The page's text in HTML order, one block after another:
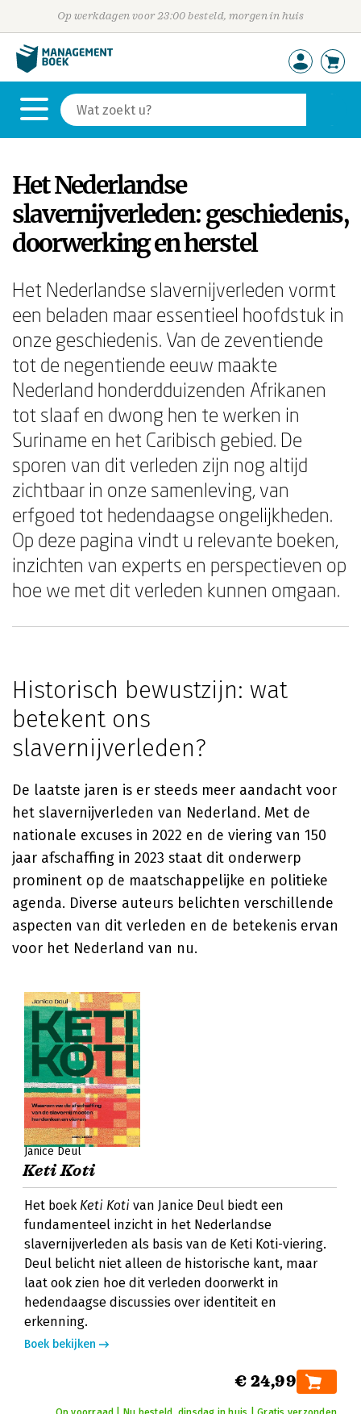
Op werkdagen voor 23:00 besteld, morgen in huis
Het Nederlandse
slavernijverleden: geschiedenis,
doorwerking en herstel
Het Nederlandse slavernijverleden vormt
een beladen maar essentieel hoofdstuk in
onze geschiedenis. Van de zeventiende
tot de negentiende eeuw maakte
Nederland honderdduizenden Afrikanen
tot slaaf en dwong hen te werken in
Suriname en het Caribisch gebied. De
sporen van dit verleden zijn nog altijd
zichtbaar in onze samenleving, van
erfgoed tot hedendaagse ongelijkheden.
Op deze pagina vindt u relevante boeken,
inzichten van experts en perspectieven op
hoe we met dit verleden kunnen omgaan.
Historisch bewustzijn: wat
betekent ons
slavernijverleden?
De laatste jaren is er steeds meer aandacht voor
het slavernijverleden van Nederland. Met de
nationale excuses in 2022 en de viering van 150
jaar afschaffing in 2023 staat dit onderwerp
prominent op de maatschappelijke en politieke
agenda. Diverse auteurs belichten verschillende
aspecten van dit verleden en de betekenis ervan
voor het Nederland van nu.
Janice Deul
Keti Koti
Het boek Keti Koti van Janice Deul biedt een
fundamenteel inzicht in het Nederlandse
slavernijverleden als basis van de Keti Koti-viering.
Deul belicht niet alleen de historische kant, maar
laat ook zien hoe dit verleden doorwerkt in
hedendaagse discussies over identiteit en
erkenning.
Boek bekijken
€ 24,99